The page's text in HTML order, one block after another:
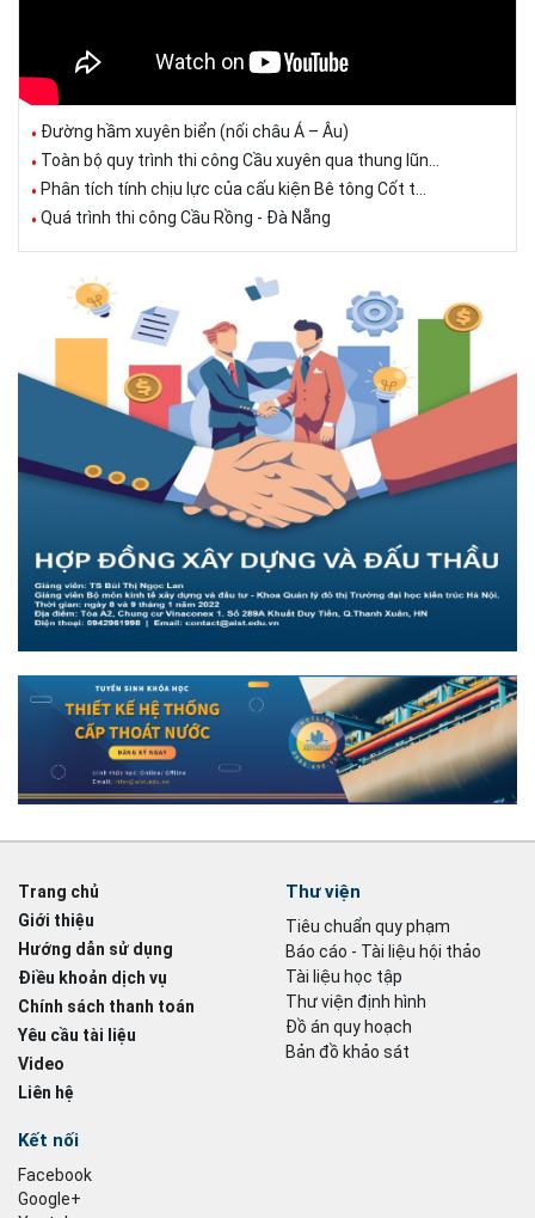
Đường hầm xuyên biển (nối châu Á – Âu)
Toàn bộ quy trình thi công Cầu xuyên qua thung lũn...
Phân tích tính chịu lực của cấu kiện Bê tông Cốt t...
Quá trình thi công Cầu Rồng - Đà Nẵng
Trang chủ
Giới thiệu
Hướng dẫn sử dụng
Điều khoản dịch vụ
Chính sách thanh toán
Yêu cầu tài liệu
Video
Liên hệ
Thư viện
Tiêu chuẩn quy phạm
Báo cáo - Tài liệu hội thảo
Tài liệu học tập
Thư viện định hình
Đồ án quy hoạch
Bản đồ khảo sát
Kết nối
Facebook
Google+